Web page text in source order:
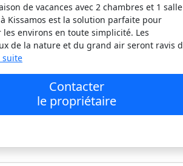
de vacances avec 2 chambres et 1 salle
Kissamos est la solution parfaite pour
les environs en toute simplicité. Les
de la nature et du grand air seront ravis d
suite
Contacter
le propriétaire